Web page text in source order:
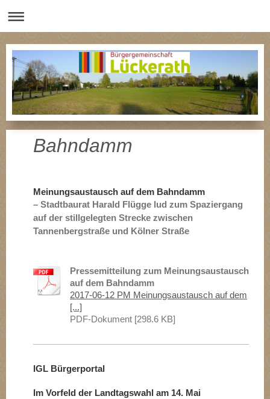
Bahndamm
Meinungsaustausch auf dem Bahndamm
– Stadtbaurat Harald Flügge lud zum Spaziergang
auf der stillgelegten Strecke zwischen
Tannenbergstraße und Kölner Straße
Pressemitteilung zum Meinungsaustausch
auf dem Bahndamm
2017-06-12 PM Meinungsaustausch auf dem
[...]
PDF-Dokument [298.6 KB]
IGL Bürgerportal
Im Vorfeld der Landtagswahl am 14. Mai